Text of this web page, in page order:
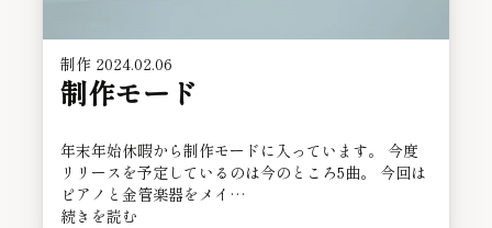
制作 2024.02.06
制作モード
年末年始休暇から制作モードに入っています。 今度
リリースを予定しているのは今のところ5曲。 今回は
ピアノと金管楽器をメイ…
続きを読む